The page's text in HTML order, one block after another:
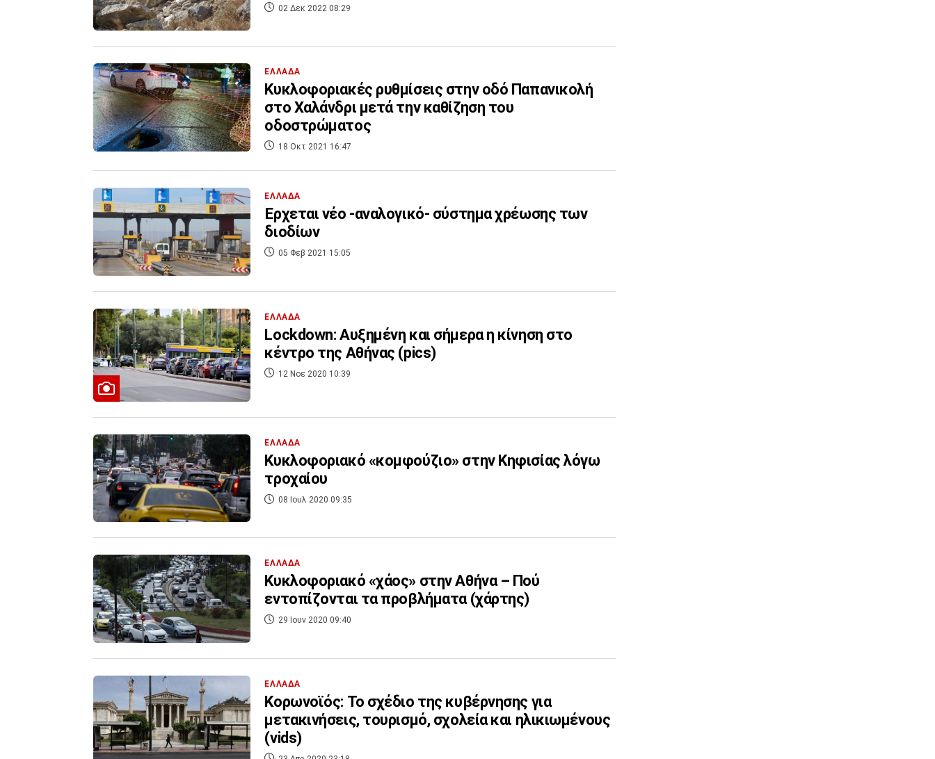
02 Δεκ 2022 08:29
ΕΛΛΑΔΑ
Κυκλοφοριακές ρυθμίσεις στην οδό Παπανικολή
στο Χαλάνδρι μετά την καθίζηση του
οδοστρώματος
18 Οκτ 2021 16:47
ΕΛΛΑΔΑ
Έρχεται νέο -αναλογικό- σύστημα χρέωσης των
διοδίων
05 Φεβ 2021 15:05
ΕΛΛΑΔΑ
Lockdown: Αυξημένη και σήμερα η κίνηση στο
κέντρο της Αθήνας (pics)
12 Νοε 2020 10:39
ΕΛΛΑΔΑ
Κυκλοφοριακό «κομφούζιο» στην Κηφισίας λόγω
τροχαίου
08 Ιουλ 2020 09:35
ΕΛΛΑΔΑ
Κυκλοφοριακό «χάος» στην Αθήνα – Πού
εντοπίζονται τα προβλήματα (χάρτης)
29 Ιουν 2020 09:40
ΕΛΛΑΔΑ
Κορωνοϊός: Το σχέδιο της κυβέρνησης για
μετακινήσεις, τουρισμό, σχολεία και ηλικιωμένους
(vids)